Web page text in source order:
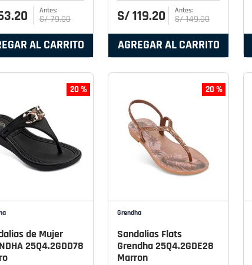
.20 S/79.00
AL CARRITO
S/119.20 S/149.00
AGREGAR AL CARRITO
20 %
de Mujer
25Q4.2GDD78
20 %
Grendha
Sandalias Flats
Grendha 25Q4.2GDE28
Marron